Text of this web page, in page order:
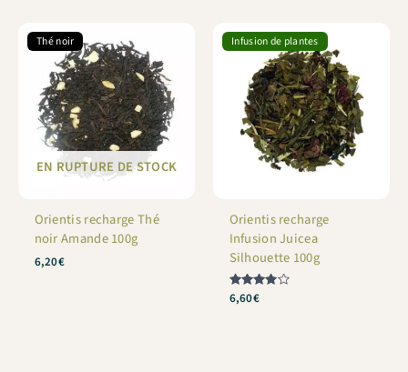
EN RUPTURE DE STOCK
Thé noir
Orientis recharge Thé
noir Amande 100g
6,20€
Infusion de plantes
Orientis recharge
Infusion Juicea
Silhouette 100g
Note
4
6,60€